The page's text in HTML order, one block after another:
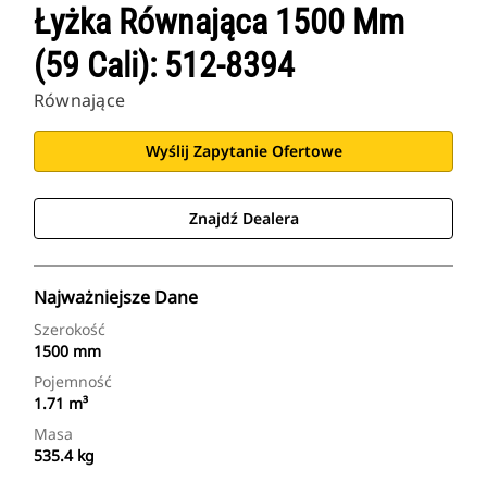
Łyżka Równająca 1500 Mm
(59 Cali): 512-8394
Równające
Wyślij Zapytanie Ofertowe
Znajdź Dealera
Najważniejsze Dane
Szerokość
1500 mm
Pojemność
1.71 m³
Masa
535.4 kg